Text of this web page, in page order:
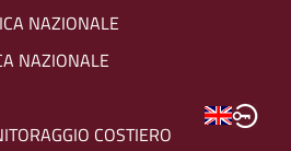
NAZIONALE
NAZIONALE
COSTIERO